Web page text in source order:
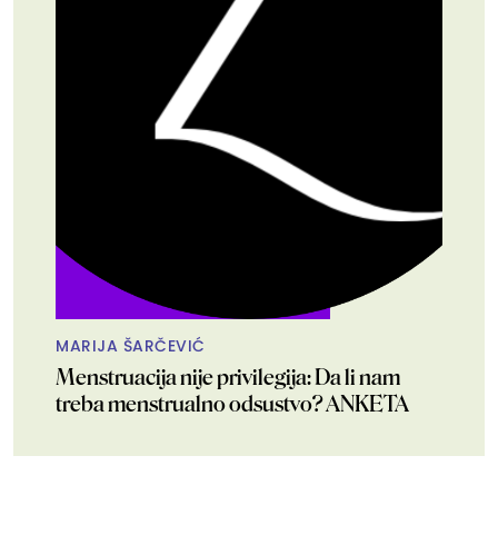
MARIJA ŠARČEVIĆ
Menstruacija nije privilegija: Da li nam
treba menstrualno odsustvo? ANKETA